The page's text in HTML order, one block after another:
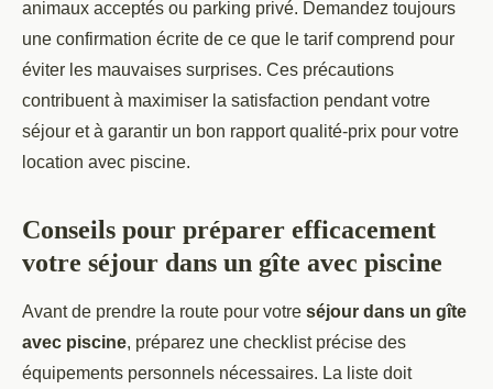
animaux acceptés ou parking privé. Demandez toujours
une confirmation écrite de ce que le tarif comprend pour
éviter les mauvaises surprises. Ces précautions
contribuent à maximiser la satisfaction pendant votre
séjour et à garantir un bon rapport qualité-prix pour votre
location avec piscine.
Conseils pour préparer efficacement
votre séjour dans un gîte avec piscine
Avant de prendre la route pour votre séjour dans un gîte
avec piscine, préparez une checklist précise des
équipements personnels nécessaires. La liste doit